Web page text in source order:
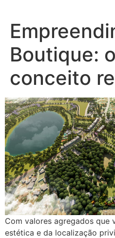
conteúdo
Boutique:
conceito
Com valores agregados que
estética e da localização